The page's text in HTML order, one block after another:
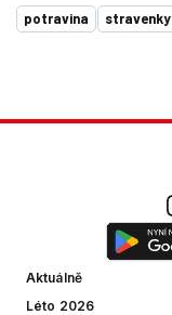
potravina stravenky
Aktuálně
Léto 2026